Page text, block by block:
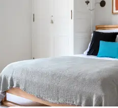
今週最も閲覧さ